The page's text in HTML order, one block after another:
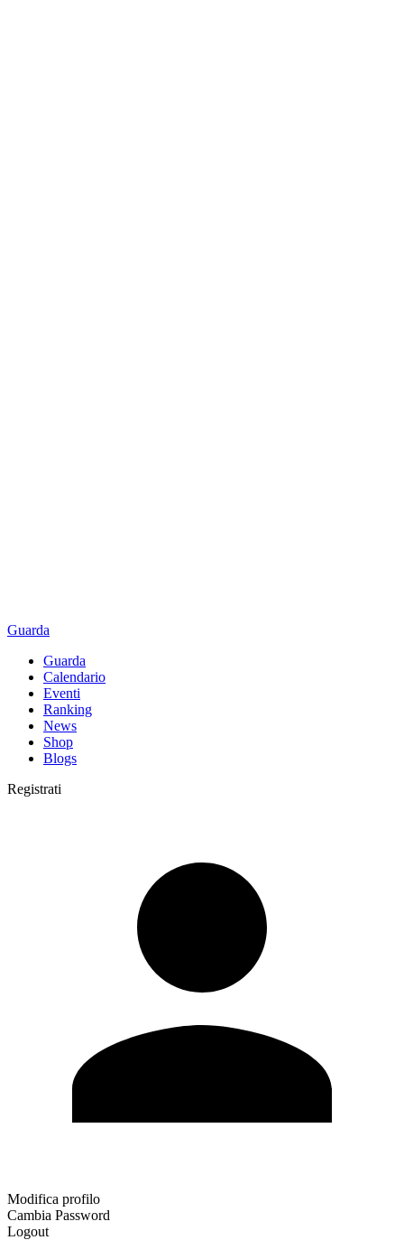
Guarda
Guarda
Calendario
Eventi
Ranking
News
Shop
Blogs
Registrati
Modifica profilo
Cambia Password
Logout